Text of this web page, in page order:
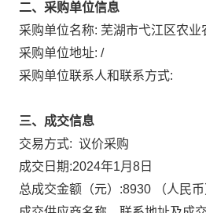
二、采购单位信息
采购单位名称: 芜湖市弋江区农业
采购单位地址: /
采购单位联系人和联系方式:
三、成交信息
交易方式: 议价采购
成交日期:2024年1月8日
总成交金额（元）:8930 （人民币